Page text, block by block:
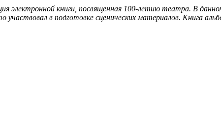
электронной книги, посвященная 100-летию театра. В
участвовал в подготовке сценических материалов. Книга